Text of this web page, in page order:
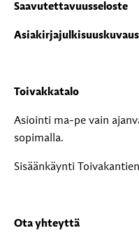
Saavutettavuusseloste
Asiakirjajulkisuuskuvaus
Toivakkatalo
Asiointi ma-pe vain
sopimalla.
Sisäänkäynti
Ota yhteyttä